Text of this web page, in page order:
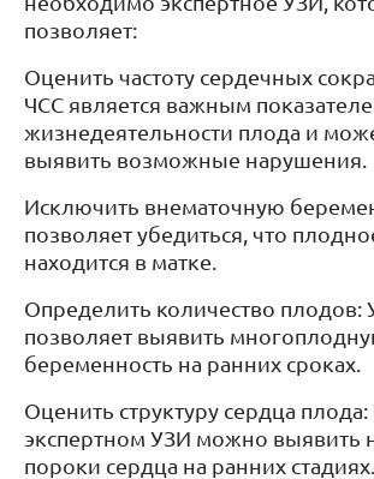
позволяет:
Оценить частоту сердечных
ЧСС является важным
жизнедеятельности плода и
выявить возможные нарушения.
Исключить внематочную
позволяет убедиться, что
находится в матке.
Определить количество плодов:
позволяет выявить
беременность на ранних сроках.
Оценить структуру сердца плода:
экспертном УЗИ можно выявить
пороки сердца на ранних стадиях.